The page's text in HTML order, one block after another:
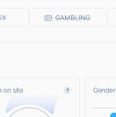
on site Gender
L